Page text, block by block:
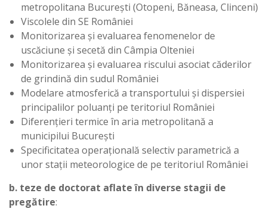
metropolitana Bucureşti (Otopeni, Băneasa, Clinceni)
Viscolele din SE României
Monitorizarea şi evaluarea fenomenelor de
uscăciune şi secetă din Câmpia Olteniei
Monitorizarea şi evaluarea riscului asociat căderilor
de grindină din sudul României
Modelare atmosferică a transportului și dispersiei
principalilor poluanți pe teritoriul României
Diferențieri termice în aria metropolitană a
municipilui București
Specificitatea operațională selectiv parametrică a
unor stații meteorologice de pe teritoriul României
b. teze de doctorat aflate în diverse stagii de
pregătire: